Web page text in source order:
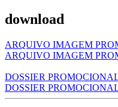
download
ARQUIVO IMAGEM
ARQUIVO IMAGEM
DOSSIER
DOSSIER